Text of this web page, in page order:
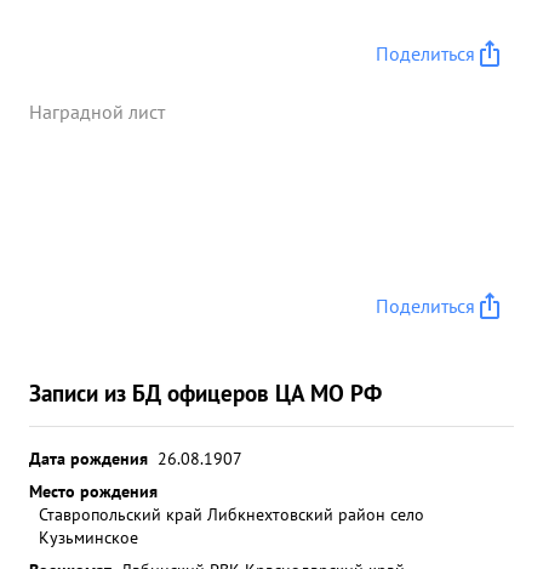
Поделиться
Наградной лист
Поделиться
Записи из БД офицеров ЦА МО РФ
Дата рождения 26.08.1907
Место рождения
Ставропольский край Либкнехтовский район село
Кузьминское